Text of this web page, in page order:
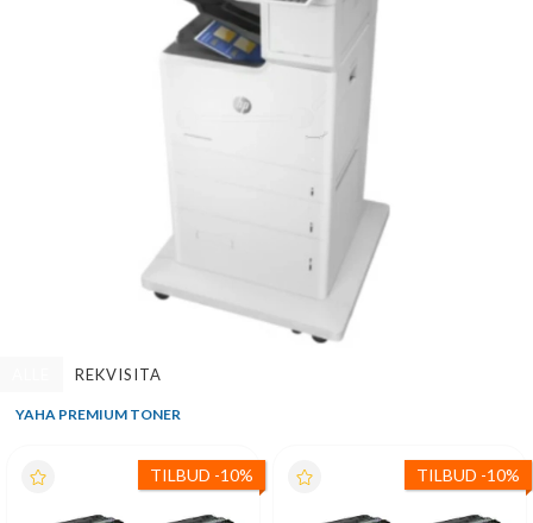
REKVISITA
YAHA PREMIUM TONER
TILBUD -10% TILBUD -10%